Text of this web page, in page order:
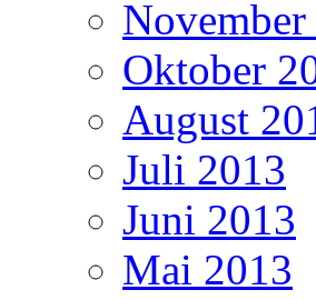
Oktober
August
Juli 2013
Juni 2013
Mai 2013